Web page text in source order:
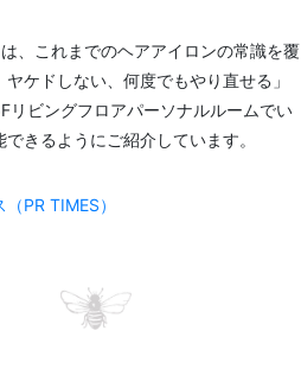
は、これまでのヘアアイロンの常識を覆
ケドしない、何度でもやり直せる」
リビングフロアパーソナルルームでい
きるようにご紹介しています。
PR TIMES）